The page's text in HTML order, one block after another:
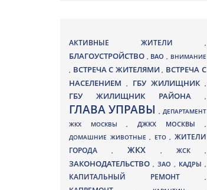
АКТИВНЫЕ ЖИТЕЛИ ,
БЛАГОУСТРОЙСТВО , ВАО , ВНИМАНИЕ
, ВСТРЕЧА С ЖИТЕЛЯМИ, ВСТРЕЧА С
НАСЕЛЕНИЕМ
, ГБУ ЖИЛИЩНИК ,
ГБУ ЖИЛИЩНИК РАЙОНА ,
ГЛАВА УПРАВЫ, ДЕПАРТАМЕНТ
ЖКХ МОСКВЫ,ДЖКХ МОСКВЫ ,
ДОМАШНИЕ ЖИВОТНЫЕ , ЕТО , ЖИТЕЛИ
ГОРОДА
, ЖКХ , ЖСК ,
ЗАКОНОДАТЕЛЬСТВО , ЗАО , КАДРЫ ,
КАПИТАЛЬНЫЙ РЕМОНТ ,